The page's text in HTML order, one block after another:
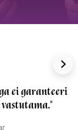
ei garanteeri